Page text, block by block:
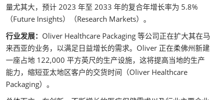
量尤其大，预计 2023 年至 2033 年的复合年增长率为 5.8%
（Future Insights）（Research Markets）。
行业发展： Oliver Healthcare Packaging 等公司正在扩大其在马
来西亚的业务，以满足日益增长的需求。Oliver 正在柔佛州新建
一座占地 122,000 平方英尺的生产设施，这将提高当地的生产
能力，缩短亚太地区客户的交货时间（Oliver Healthcare
Packaging）。